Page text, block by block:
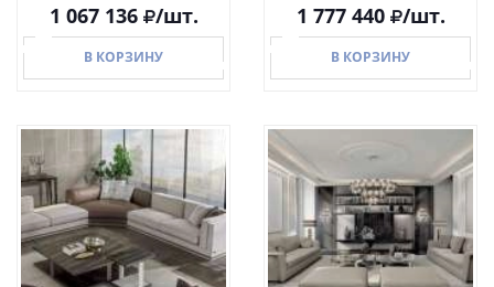
1 067 136 /шт.
В КОРЗИНУ
В КОРЗИНУ
1 777 440 /шт.
В КОРЗИНУ
В КОРЗИНУ